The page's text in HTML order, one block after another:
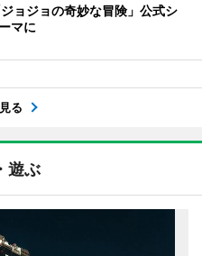
ョジョの奇妙な冒険」公式シ
マに
る
遊ぶ